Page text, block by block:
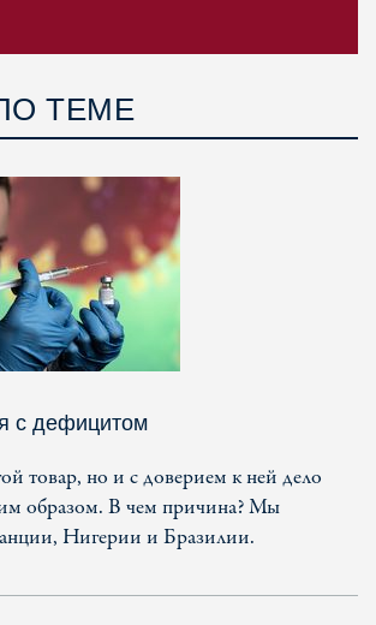
ТЕМЕ
с дефицитом
товар, но и с доверием к ней дело
образом. В чем причина? Мы
Нигерии и Бразилии.